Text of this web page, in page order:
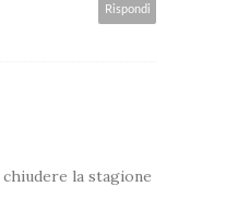
Rispondi
la stagione